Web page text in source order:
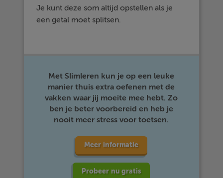
Je kunt deze som altijd opstellen als je
een getal moet splitsen.
Met Slimleren kun je op een leuke
manier thuis extra oefenen met de
vakken waar jij moeite mee hebt. Zo
ben je beter voorbereid en heb je
nooit meer stress voor toetsen.
Meer informatie
Probeer nu gratis